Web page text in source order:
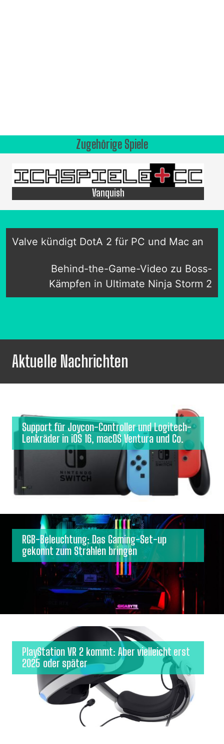
Zugehörige Spiele
Vanquish
Valve kündigt DotA 2 für PC und Mac an
Behind-the-Game-Video zu Boss-
Kämpfen in Ultimate Ninja Storm 2
Aktuelle Nachrichten
Support für Joycon-Controller und Logitech-
Lenkräder in iOS 16, macOS Ventura und Co.
RGB-Beleuchtung: Das Gaming-Set-up
gekonnt zum Strahlen bringen
PlayStation VR 2 kommt: Aber vielleicht erst
2025 oder später